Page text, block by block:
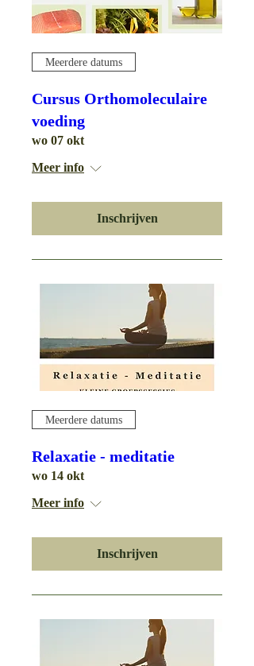
Meerdere datums
Cursus Orthomoleculaire
voeding
wo 07 okt
Meer info
Inschrijven
Meerdere datums
Relaxatie - meditatie
wo 14 okt
Meer info
Inschrijven